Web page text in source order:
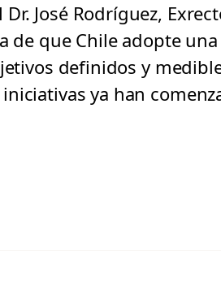
José Rodríguez,
de que Chile adopte
definidos y
ya han